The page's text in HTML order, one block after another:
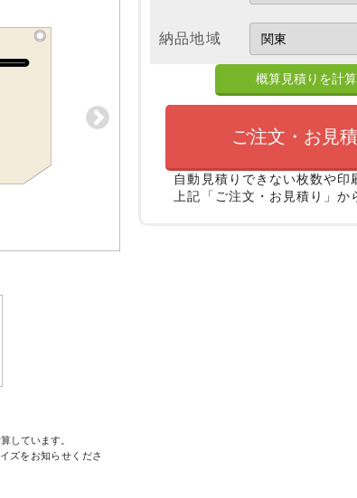
しています。
ズをお知らせくださ
納品地域
概算見積りを計
ご注文・お見
自動見積りできない枚数や印
上記「ご注文・お見積り」か